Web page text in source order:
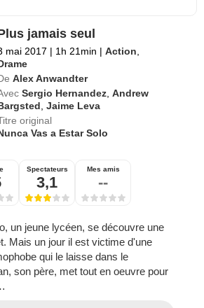
jamais seul
mai 2017 | 1h 21min | Action
Alex Anwandter
Sergio Hernandez ,Andrew
,Jaime Leva
original
Vas a Estar Solo
Spectateurs
3,1
Mes amis
--
un jeune lycéen, se découvre une
Mais un jour il est victime d'une
qui le laisse dans le
son père, met tout en oeuvre pour